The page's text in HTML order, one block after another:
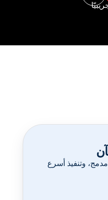
‏21 إطارًا زمنيًا، وسيرفر VPS مدمج، وتنفيذ أسرع